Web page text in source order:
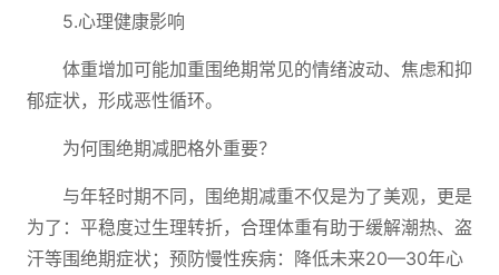
5.心理健康影响
体重增加可能加重围绝期常见的情绪波动、焦虑和抑
郁症状，形成恶性循环。
为何围绝期减肥格外重要？
与年轻时期不同，围绝期减重不仅是为了美观，更是
为了：平稳度过生理转折，合理体重有助于缓解潮热、盗
汗等围绝期症状；预防慢性疾病：降低未来20—30年心